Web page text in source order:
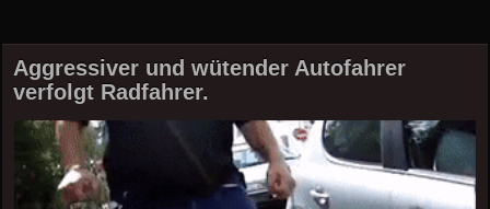
Aggressiver und wütender Autofahrer
verfolgt Radfahrer.